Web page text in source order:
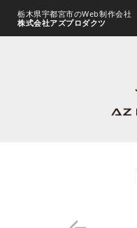
栃木県宇都宮市のWeb制作会社
株式会社アズプロダクツ